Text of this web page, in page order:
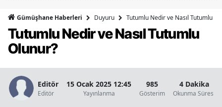
Bingöl
Burdur
Gümüşhane Haberleri Duyuru Tutumlu Nedir ve Nasıl Tutumlu
Tutumlu Nedir ve Nasıl Tutumlu
Olunur?
Editör
Editör
15 Ocak 2025 12:45
Yayınlanma
985
Gösterim
4 Dakika
Okunma Süresi